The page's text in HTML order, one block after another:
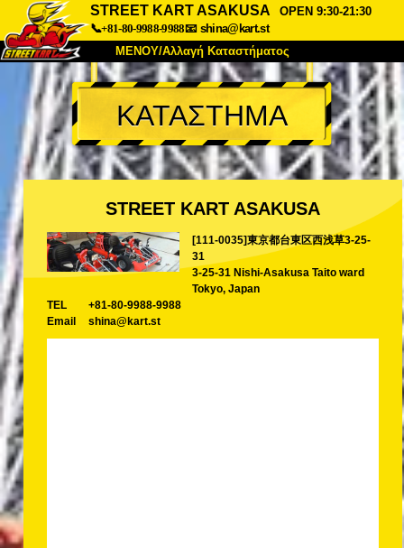
STREET KART ASAKUSA
OPEN 9:30-21:30
📞+81-80-9988-9988📧 shina@kart.st
ΜΕΝΟΥ/Αλλαγή Καταστήματος
ΚΥΡΙΩΣ
Σχετικά Προδιαγραφές Τιμές
Πρόσβαση Αναφορές Συχνές Ερωτήσεις
Εταιρεία Κράτηση
Αλλαγή Καταστήματος
Τόκιο Σινάγαουα #1 Τόκιο Ακίχαμπαρα #1
Τόκιο Ακίχαμπαρα #2 Τόκιο Σιμπούγια
Τόκιο Σιμπούγια Annex
ΚΑΤΑΣΤΗΜΑ
STREET KART ASAKUSA
[111-0035]東京都台東区西浅草3-25-
31
3-25-31 Nishi-Asakusa Taito ward
Tokyo, Japan
TEL
+81-80-9988-9988
Email
shina@kart.st